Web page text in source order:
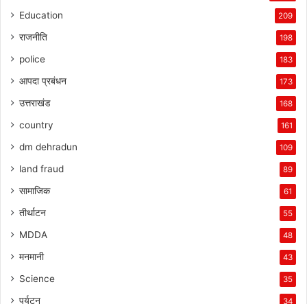
Education 209
राजनीति 198
police 183
आपदा प्रबंधन 173
उत्तराखंड 168
country 161
dm dehradun 109
land fraud 89
सामाजिक 61
तीर्थाटन 55
MDDA 48
मनमानी 43
Science 35
पर्यटन 34